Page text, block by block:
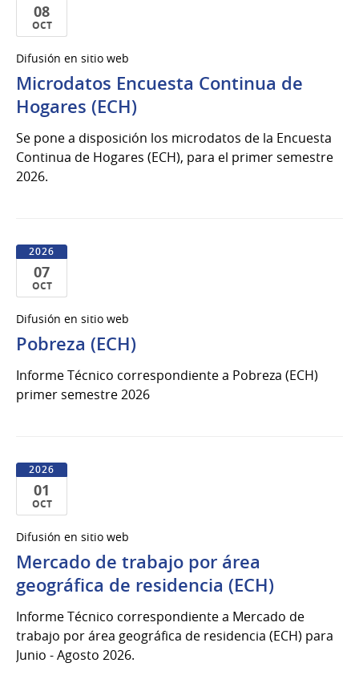
08
OCT
de
Oct
del
2026
Difusión en sitio web
Microdatos Encuesta Continua de
Hogares (ECH)
Se pone a disposición los microdatos de la Encuesta
Continua de Hogares (ECH), para el primer semestre
2026.
2026
07
OCT
de
Oct
2026
Difusión en sitio web
Pobreza (ECH)
Informe Técnico correspondiente a Pobreza (ECH)
primer semestre 2026
2026
01
OCT
de
Oct
del
2026
Difusión en sitio web
Mercado de trabajo por área
geográfica de residencia (ECH)
Informe Técnico correspondiente a Mercado de
trabajo por área geográfica de residencia (ECH) para
Junio - Agosto 2026.